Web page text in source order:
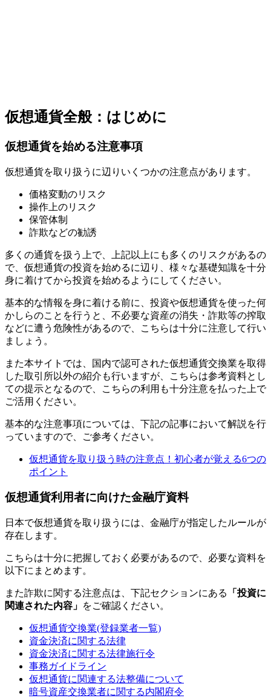
仮想通貨全般：はじめに
仮想通貨を始める注意事項
仮想通貨を取り扱うに辺りいくつかの注意点があります。
価格変動のリスク
操作上のリスク
保管体制
詐欺などの勧誘
多くの通貨を扱う上で、上記以上にも多くのリスクがあるの
で、仮想通貨の投資を始めるに辺り、様々な基礎知識を十分
身に着けてから投資を始めるようにしてください。
基本的な情報を身に着ける前に、投資や仮想通貨を使った何
かしらのことを行うと、不必要な資産の消失・詐欺等の搾取
などに遭う危険性があるので、こちらは十分に注意して行い
ましょう。
また本サイトでは、国内で認可された仮想通貨交換業を取得
した取引所以外の紹介も行いますが、こちらは参考資料とし
ての提示となるので、こちらの利用も十分注意を払った上で
ご活用ください。
基本的な注意事項については、下記の記事において解説を行
っていますので、ご参考ください。
仮想通貨を取り扱う時の注意点！初心者が覚える6つの
ポイント
仮想通貨利用者に向けた金融庁資料
日本で仮想通貨を取り扱うには、金融庁が指定したルールが
存在します。
こちらは十分に把握しておく必要があるので、必要な資料を
以下にまとめます。
また詐欺に関する注意点は、下記セクションにある
「投資に
関連された内容」 をご確認ください。
仮想通貨交換業(登録業者一覧)
資金決済に関する法律
資金決済に関する法律施行令
事務ガイドライン
仮想通貨に関連する法整備について
暗号資産交換業者に関する内閣府令